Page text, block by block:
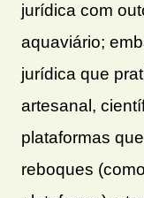
jurídica com
aquaviário;
jurídica que
artesanal,
plataformas
reboques